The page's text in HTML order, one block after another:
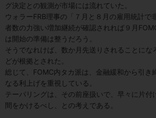
グ決定との観測が市場には流れていた。
ウォラーFRB理事の「７月と８月の雇用統計で
者数の力強い増加継続が確認されれば９月
は開始の準備は整うだろう。
そうでなれけば、数か月先送りされることにな
どが根拠とされた。
総じて、FOMC内タカ派は、金融緩和から引き
なる利上げを重視している。
テーパリングは、その前座扱いで、早々に片付
間をかけるべし、との考えである。